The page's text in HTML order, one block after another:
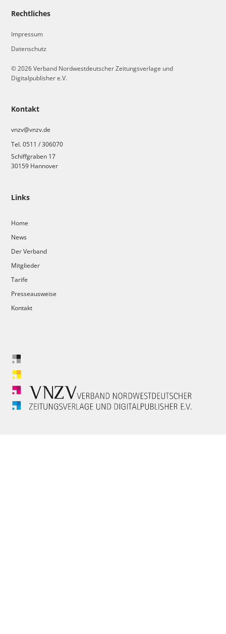
Links
Home
News
Der Verband
Mitglieder
Tarife
Presseausweise
Kontakt
Kontakt
vnzv@vnzv.de
Tel. 0511 / 306070
Schiffgraben 17
30159 Hannover
Rechtliches
Impressum
Datenschutz
© 2026 Verband Nordwestdeutscher Zeitungsverlage und
Digitalpublisher e.V.